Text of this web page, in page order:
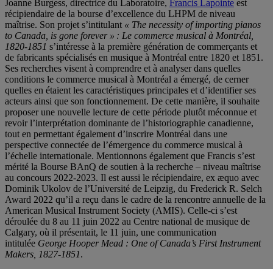
Joanne Burgess, directrice du Laboratoire, Francis Lapointe est
récipiendaire de la bourse d’excellence du LHPM de niveau
maîtrise. Son projet s’intitulant « The necessity of importing pianos
to Canada, is gone forever » : Le commerce musical à Montréal,
1820-1851 s’intéresse à la première génération de commerçants et
de fabricants spécialisés en musique à Montréal entre 1820 et 1851.
Ses recherches visent à comprendre et à analyser dans quelles
conditions le commerce musical à Montréal a émergé, de cerner
quelles en étaient les caractéristiques principales et d’identifier ses
acteurs ainsi que son fonctionnement. De cette manière, il souhaite
proposer une nouvelle lecture de cette période plutôt méconnue et
revoir l’interprétation dominante de l’historiographie canadienne,
tout en permettant également d’inscrire Montréal dans une
perspective connectée de l’émergence du commerce musical à
l’échelle internationale. Mentionnons également que Francis s’est
mérité la Bourse BAnQ de soutien à la recherche – niveau maîtrise
au concours 2022-2023. Il est aussi le récipiendaire, ex æquo avec
Dominik Ukolov de l’Université de Leipzig, du Frederick R. Selch
Award 2022 qu’il a reçu dans le cadre de la rencontre annuelle de la
American Musical Instrument Society (AMIS). Celle-ci s’est
déroulée du 8 au 11 juin 2022 au Centre national de musique de
Calgary, où il présentait, le 11 juin, une communication
intitulée George Hooper Mead : One of Canada’s First Instrument
Makers, 1827-1851.